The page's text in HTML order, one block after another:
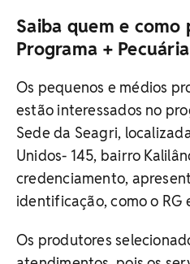
Saiba quem e
Programa +
Os pequenos e médios
estão interessados no
Sede da Seagri,
Unidos- 145, bairro
credenciamento,
identificação, como o RG
Os produtores